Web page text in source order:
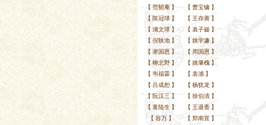
【 范韧庵 】 【 曹宝镛 】
【 陈冠球 】 【 王存善 】
【 浦文球 】 【 袁子嶷 】
【 倪轶池 】 【 姚学濂 】
【 谢国恩 】 【 周国恩 】
【 柳北野 】 【 姚肇槐 】
【 韦福霖 】 【 袁浦 】
【 吕成恕 】 【 杨犹龙 】
【 阮汉三 】 【 徐伯清 】
【 童陆生 】 【 王退斋 】
【 容万 】 【 郑南宣 】